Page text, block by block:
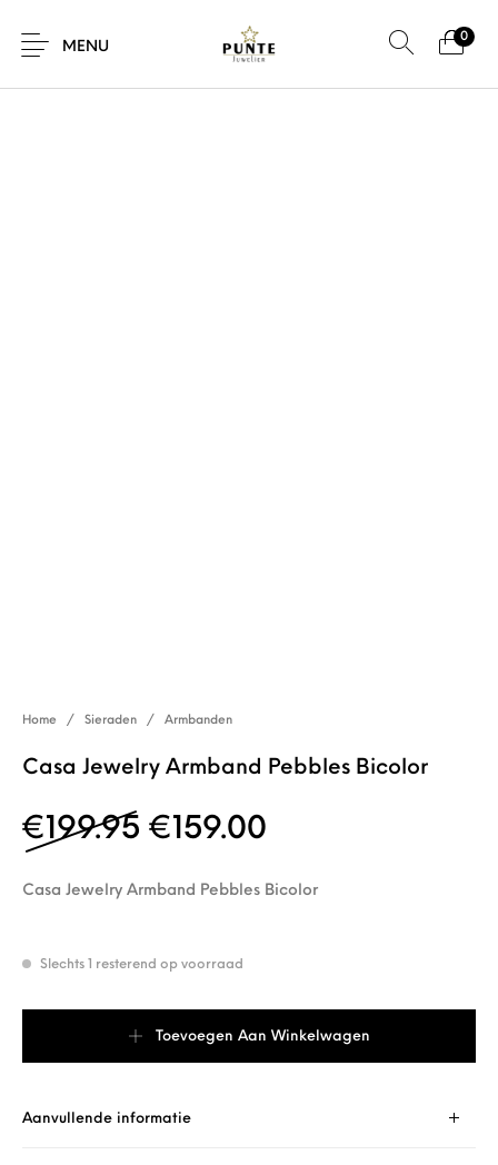
MENU
0
SALE!
Home / Sieraden / Armbanden
Casa Jewelry Armband Pebbles Bicolor
€ 199.95 Oorspronkelijke prijs
€ 159.00
Casa Jewelry Armband Pebbles Bicolor
Slechts 1 resterend op voorraad
Toevoegen Aan Winkelwagen
Aanvullende informatie